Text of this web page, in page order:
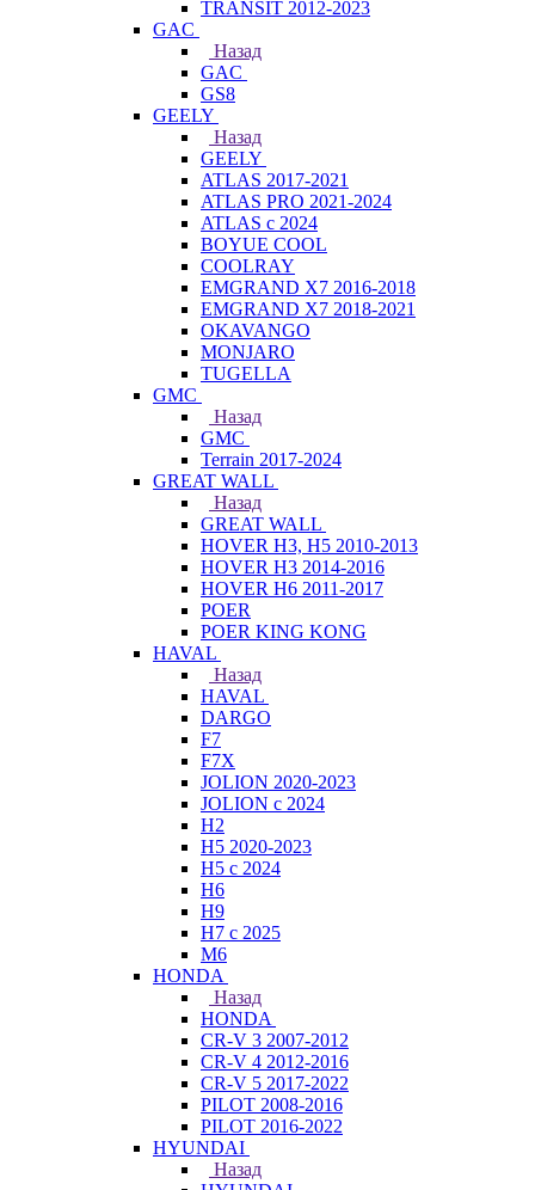
TRANSIT 2012-2023
GAC
Назад
GAC
GS8
GEELY
Назад
GEELY
ATLAS 2017-2021
ATLAS PRO 2021-2024
ATLAS с 2024
BOYUE COOL
COOLRAY
EMGRAND X7 2016-2018
EMGRAND X7 2018-2021
OKAVANGO
MONJARO
TUGELLA
GMC
Назад
GMC
Terrain 2017-2024
GREAT WALL
Назад
GREAT WALL
HOVER H3, H5 2010-2013
HOVER H3 2014-2016
HOVER H6 2011-2017
POER
POER KING KONG
HAVAL
Назад
HAVAL
DARGO
F7
F7X
JOLION 2020-2023
JOLION с 2024
H2
H5 2020-2023
H5 с 2024
H6
H9
H7 с 2025
M6
HONDA
Назад
HONDA
CR-V 3 2007-2012
CR-V 4 2012-2016
CR-V 5 2017-2022
PILOT 2008-2016
PILOT 2016-2022
HYUNDAI
Назад